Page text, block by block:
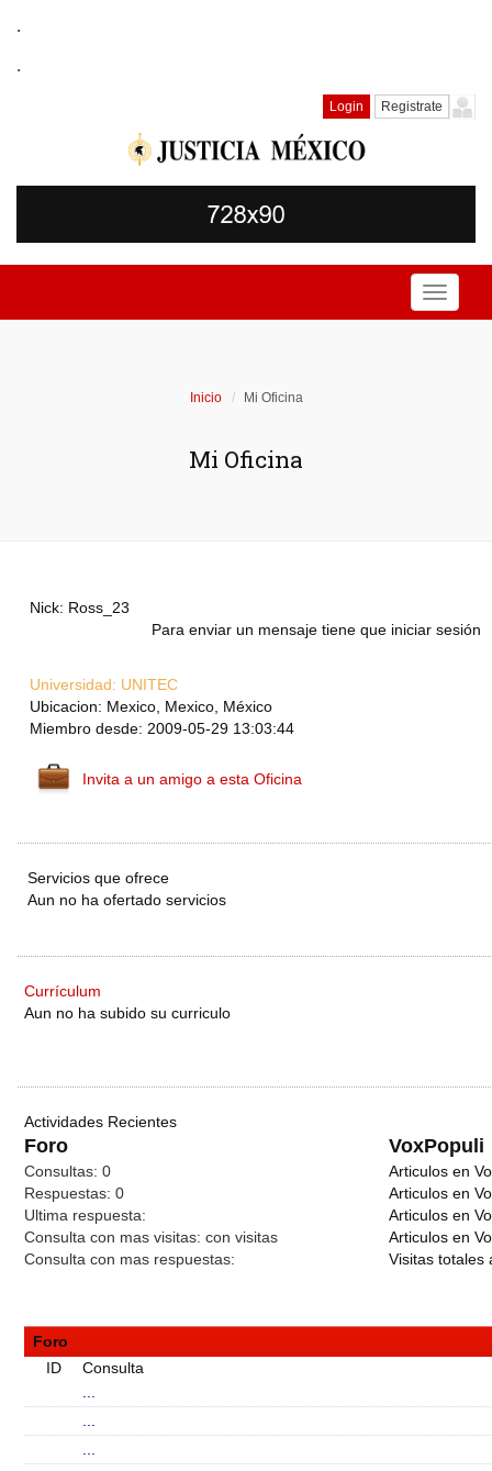
.
.
Login Registrate
Toggle
Inicio Mi Oficina
Mi Oficina
Nick: Ross_23
Para enviar un mensaje tiene que iniciar sesión
Universidad: UNITEC
Ubicacion: Mexico, Mexico, México
Miembro desde: 2009-05-29 13:03:44
Invita a un amigo a esta Oficina
Servicios que ofrece
Aun no ha ofertado servicios
Currículum
Aun no ha subido su curriculo
Actividades Recientes
Foro VoxPopuli
Consultas: 0
Respuestas: 0
Ultima respuesta:
Consulta con mas visitas: con visitas
Consulta con mas respuestas:
Articulos en
Articulos en
Articulos en
Articulos en
Visitas totales
Foro
ID
Consulta